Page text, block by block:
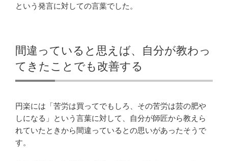
という発言に対しての言葉でした。
間違っていると思えば、自分が教わっ
てきたことでも改善する
円楽には「苦労は買ってでもしろ、その苦労は芸の肥や
しになる」という言葉に対して、自分が師匠から教えら
れていたときから間違っているとの思いがあったそうで
す。